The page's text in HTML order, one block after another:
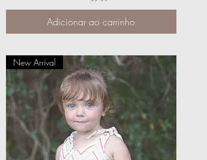
Adicionar ao carrinho
New Arrival